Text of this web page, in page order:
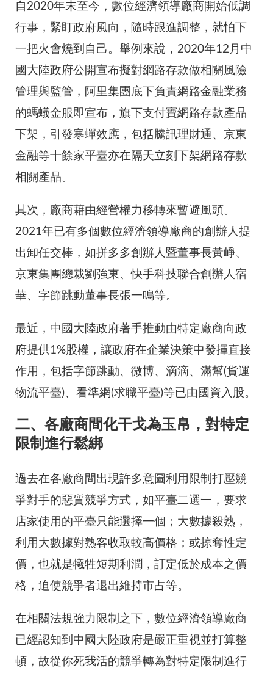
自2020年末至今，數位經濟領導廠商開始低調
行事，緊盯政府風向，隨時跟進調整，就怕下
一把火會燒到自己。舉例來說，2020年12月中
國大陸政府公開宣布擬對網路存款做相關風險
管理與監管，阿里集團底下負責網路金融業務
的螞蟻金服即宣布，旗下支付寶網路存款產品
下架，引發寒蟬效應，包括騰訊理財通、京東
金融等十餘家平臺亦在隔天立刻下架網路存款
相關產品。
其次，廠商藉由經營權力移轉來暫避風頭。
2021年已有多個數位經濟領導廠商的創辦人提
出卸任交棒，如拼多多創辦人暨董事長黃崢、
京東集團總裁劉強東、快手科技聯合創辦人宿
華、字節跳動董事長張一鳴等。
最近，中國大陸政府著手推動由特定廠商向政
府提供1%股權，讓政府在企業決策中發揮直接
作用，包括字節跳動、微博、滴滴、滿幫(貨運
物流平臺)、看準網(求職平臺)等已由國資入股。
二、各廠商間化干戈為玉帛，對特定
限制進行鬆綁
過去在各廠商間出現許多意圖利用限制打壓競
爭對手的惡質競爭方式，如平臺二選一，要求
店家使用的平臺只能選擇一個；大數據殺熟，
利用大數據對熟客收取較高價格；或掠奪性定
價，也就是犧牲短期利潤，訂定低於成本之價
格，迫使競爭者退出維持市占等。
在相關法規強力限制之下，數位經濟領導廠商
已經認知到中國大陸政府是嚴正重視並打算整
頓，故從你死我活的競爭轉為對特定限制進行